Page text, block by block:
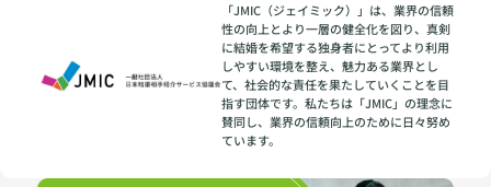
「JMIC（ジェイミック）」は、業界の信頼
性の向上とより一層の健全化を図り、真剣
に結婚を希望する独身者にとってより利用
しやすい環境を整え、魅力ある業界とし
て、社会的な責任を果たしていくことを目
指す団体です。私たちは「JMIC」の理念に
賛同し、業界の信頼向上のために日々努め
ています。